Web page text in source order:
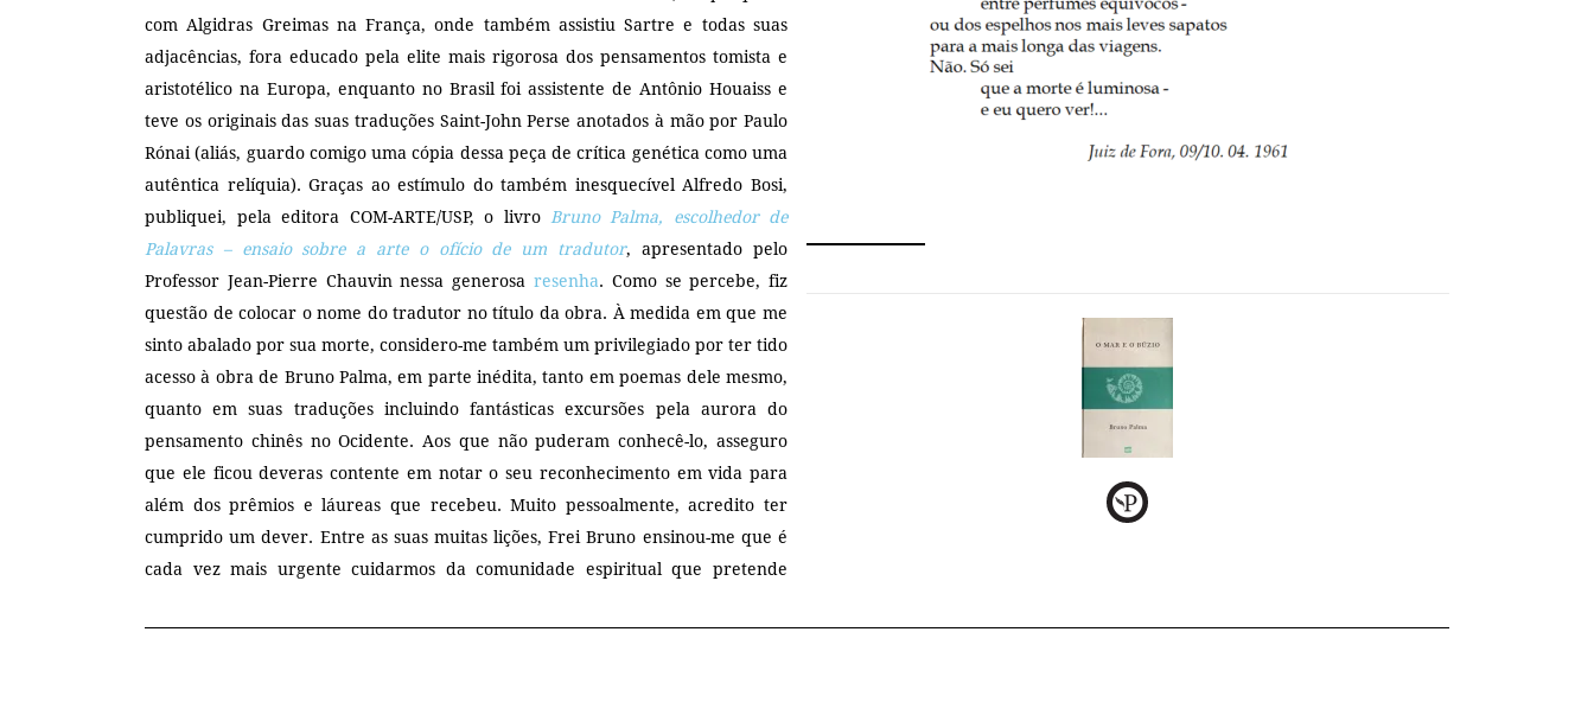
com Algidras Greimas na França, onde também assistiu Sartre e todas suas
adjacências, fora educado pela elite mais rigorosa dos pensamentos tomista e
aristotélico na Europa, enquanto no Brasil foi assistente de Antônio Houaiss e
teve os originais das suas traduções Saint-John Perse anotados à mão por Paulo
Rónai (aliás, guardo comigo uma cópia dessa peça de crítica genética como uma
autêntica relíquia). Graças ao estímulo do também inesquecível Alfredo Bosi,
publiquei, pela editora COM-ARTE/USP, o livro
Bruno Palma, escolhedor de
Palavras – ensaio sobre a arte o ofício de um tradutor, apresentado pelo
Professor Jean-Pierre Chauvin nessa generosa resenha. Como se percebe, fiz
questão de colocar o nome do tradutor no título da obra. À medida em que me
sinto abalado por sua morte, considero-me também um privilegiado por ter tido
acesso à obra de Bruno Palma, em parte inédita, tanto em poemas dele mesmo,
quanto em suas traduções incluindo fantásticas excursões pela aurora do
pensamento chinês no Ocidente. Aos que não puderam conhecê-lo, asseguro
que ele ficou deveras contente em notar o seu reconhecimento em vida para
além dos prêmios e láureas que recebeu. Muito pessoalmente, acredito ter
cumprido um dever. Entre as suas muitas lições, Frei Bruno ensinou-me que é
cada vez mais urgente cuidarmos da comunidade espiritual que pretende